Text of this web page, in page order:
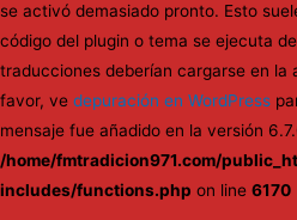
se activó demasiado pronto. Esto
código del plugin o tema se ejecuta
traducciones deberían cargarse en la
favor, ve depuración en WordPress
mensaje fue añadido en la versión
/home/fmtradicion971.com/
includes/functions.php on line 6170